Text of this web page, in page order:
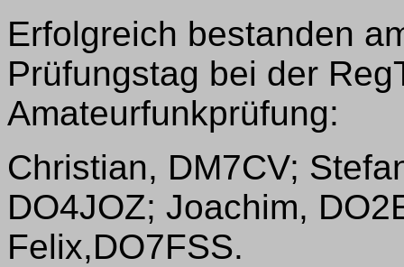
Erfolgreich bestanden
Prüfungstag bei der
Amateurfunkprüfung:
Christian, DM7CV;
DO4JOZ; Joachim,
Felix,DO7FSS.